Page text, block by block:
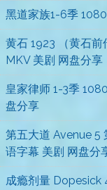
黑道家族1-6季
黄石 1923 （黄石
MKV 美剧 网盘分享
皇家律师 1-3季
盘分享
第五大道 Avenue 5
语字幕 美剧 网盘分
成瘾剂量 Dopesick